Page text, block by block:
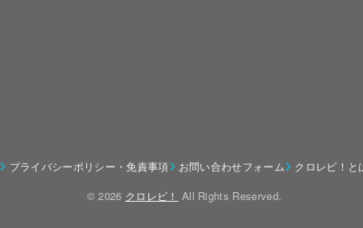
プライバシーポリシー・免責事項 お問い合わせフォーム
クロレビ！と
© 2026 クロレビ！ All Rights Reserved.